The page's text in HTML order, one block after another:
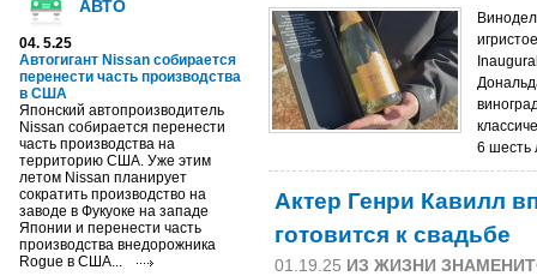
АВТО
04. 5.25
Автогигант Nissan собирается
перенести часть производства
в США
Японский автопроизводитель
Nissan собирается перенести
часть производства на
территорию США. Уже этим
летом Nissan планирует
сократить производство на
заводе в Фукуоке на западе
Японии и перенести часть
производства внедорожника
Rogue в США...
6 шесть
Актер Генри Кавилл
готовится к свадьбе
01.19.25 ИЗ ЖИЗНИ